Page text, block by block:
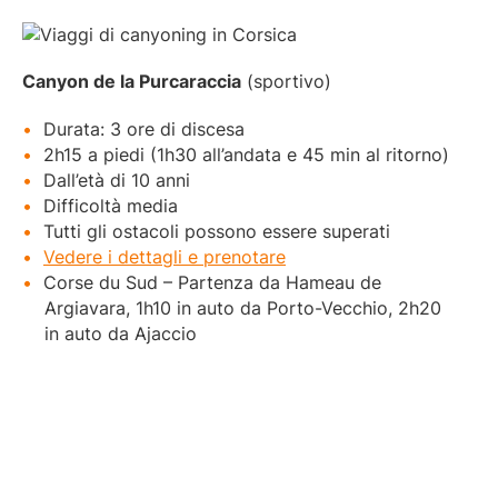
Canyon de la Purcaraccia (sportivo)
Durata: 3 ore di discesa
2h15 a piedi (1h30 all’andata e 45 min al ritorno)
Dall’età di 10 anni
Difficoltà media
Tutti gli ostacoli possono essere superati
Vedere i dettagli e prenotare
Corse du Sud – Partenza da Hameau de
Argiavara, 1h10 in auto da Porto-Vecchio, 2h20
in auto da Ajaccio